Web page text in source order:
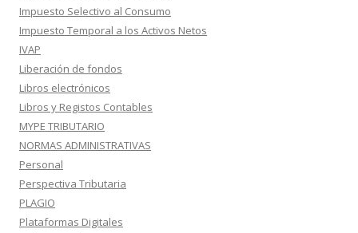
Impuesto Selectivo al Consumo
Impuesto Temporal a los Activos Netos
IVAP
Liberación de fondos
Libros electrónicos
Libros y Registos Contables
MYPE TRIBUTARIO
NORMAS ADMINISTRATIVAS
Personal
Perspectiva Tributaria
PLAGIO
Plataformas Digitales